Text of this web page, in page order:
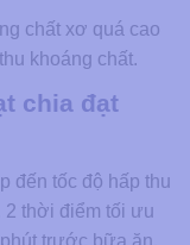
chất xơ quá cao
khoáng chất.
chia đạt
đến tốc độ hấp thu
2 thời điểm tối ưu